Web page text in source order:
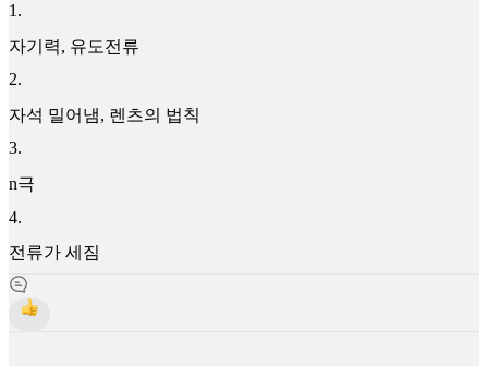
1 .
자기력, 유도전류
2.
자석 밀어냄, 렌츠의 법칙
3.
n극
4.
전류가 세짐